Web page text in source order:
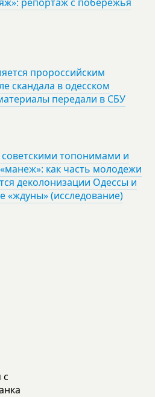
пророссийским
скандала в одесском
передали в СБУ
топонимами и
как часть молодежи
деколонизации Одессы и
«ждуны» (исследование)
с